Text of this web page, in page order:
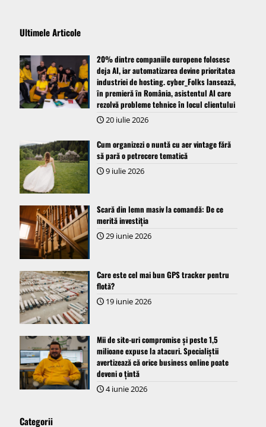
Ultimele Articole
20% dintre companiile europene folosesc
deja AI, iar automatizarea devine prioritatea
industriei de hosting. cyber_Folks lansează,
ȋn premieră ȋn România, asistentul AI care
rezolvă probleme tehnice în locul clientului
20 iulie 2026
Cum organizezi o nuntă cu aer vintage fără
să pară o petrecere tematică
9 iulie 2026
Scară din lemn masiv la comandă: De ce
merită investiția
29 iunie 2026
Care este cel mai bun GPS tracker pentru
flotă?
19 iunie 2026
Mii de site-uri compromise și peste 1,5
milioane expuse la atacuri. Specialiștii
avertizează că orice business online poate
deveni o țintă
4 iunie 2026
Categorii